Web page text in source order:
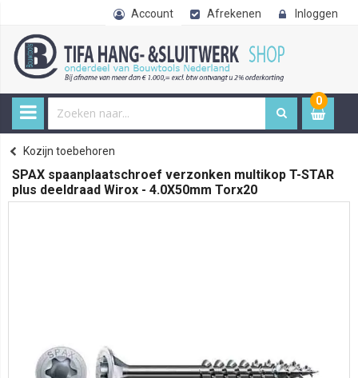
Account Afrekenen Inloggen
0
item
Home
Kozijn toebehoren
SPAX spaanplaatschroef verzonken multikop T-STAR
plus deeldraad Wirox - 4.0X50mm Torx20